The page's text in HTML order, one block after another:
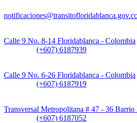
Calle 9 No. 8-14 Floridablanca - Colombia
(+607) 6187939
Calle 9 No. 6-26 Floridablanca - Colombia
(+607) 6187919
Transversal Metropolitana # 47 - 36 Barrio
(+607) 6187052